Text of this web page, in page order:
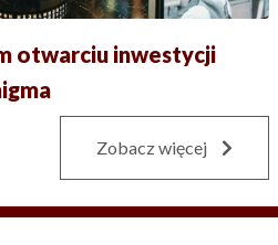
otwarciu inwestycji
Zobacz więcej